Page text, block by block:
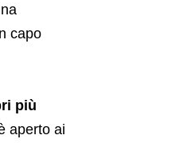
capo
più
aperto ai